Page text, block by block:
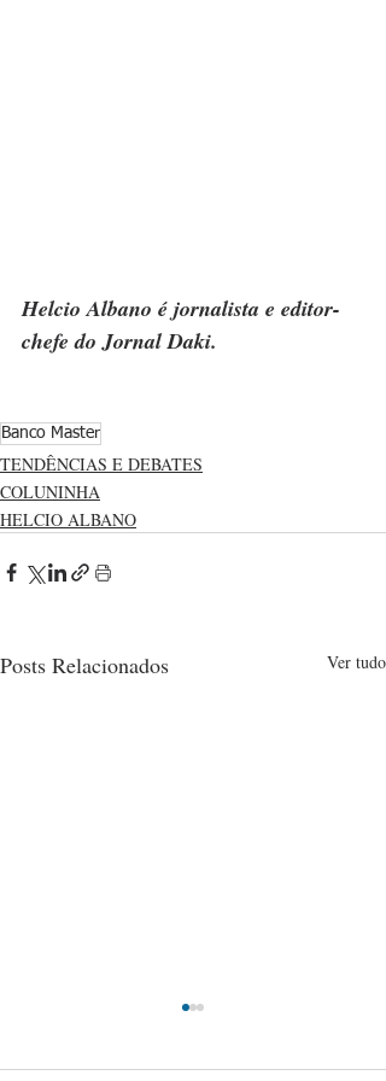
Helcio Albano é jornalista e editor-
chefe do Jornal Daki.
Banco Master
TENDÊNCIAS E DEBATES
COLUNINHA
HELCIO ALBANO
Posts Relacionados Ver tudo